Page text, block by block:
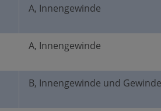
A, Innengewinde
A, Innengewinde
B, Innengewinde und